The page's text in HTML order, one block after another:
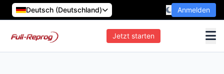
Deutsch (Deutschland) Anmelden
Jetzt starten